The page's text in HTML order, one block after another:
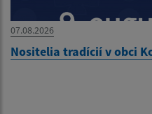
07.08.2026
Nositelia tradícií v obci